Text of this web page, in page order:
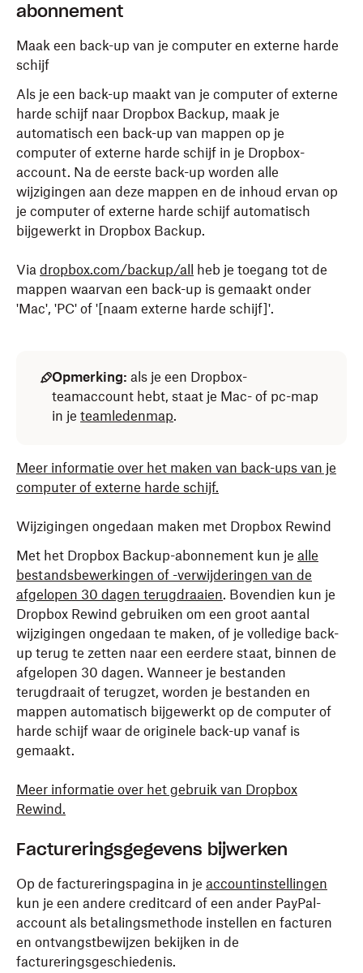
abonnement
Maak een back-up van je computer en externe harde
schijf
Als je een back-up maakt van je computer of externe
harde schijf naar Dropbox Backup, maak je
automatisch een back-up van mappen op je
computer of externe harde schijf in je Dropbox-
account. Na de eerste back-up worden alle
wijzigingen aan deze mappen en de inhoud ervan op
je computer of externe harde schijf automatisch
bijgewerkt in Dropbox Backup.
Via dropbox.com/backup/all
heb je toegang tot de
mappen waarvan een back-up is gemaakt onder
'Mac', 'PC' of '[naam externe harde schijf]'.
Opmerking: als je een Dropbox-
teamaccount hebt, staat je Mac- of pc-map
in je teamledenmap.
Meer informatie over het maken van back-ups van je
computer of externe harde schijf.
Wijzigingen ongedaan maken met Dropbox Rewind
Met het Dropbox Backup-abonnement kun je alle
bestandsbewerkingen of -verwijderingen van de
afgelopen 30 dagen terugdraaien. Bovendien kun je
Dropbox Rewind gebruiken om een groot aantal
wijzigingen ongedaan te maken, of je volledige back-
up terug te zetten naar een eerdere staat, binnen de
afgelopen 30 dagen. Wanneer je bestanden
terugdraait of terugzet, worden je bestanden en
mappen automatisch bijgewerkt op de computer of
harde schijf waar de originele back-up vanaf is
gemaakt.
Meer informatie over het gebruik van Dropbox
Rewind.
Factureringsgegevens bijwerken
Op de factureringspagina in je accountinstellingen
kun je een andere creditcard of een ander PayPal-
account als betalingsmethode instellen en facturen
en ontvangstbewijzen bekijken in de
factureringsgeschiedenis.